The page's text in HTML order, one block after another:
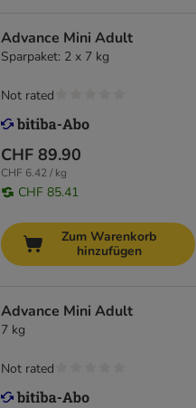
Advance Mini Adult
Sparpaket: 2 x 7 kg
CHF 89.90
CHF 6.42 / kg
CHF 85.41
Not rated
Zum Warenkorb
hinzufügen
Advance Mini Adult
7 kg
Not rated